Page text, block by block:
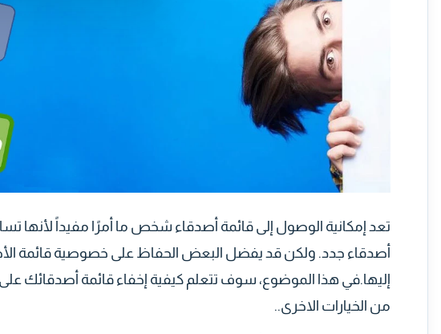
تعد إمكانية الوصول إلى قائمة أصدقاء شخص ما أمرًا مفيداً
أصدقاء جدد. ولكن قد يفضل البعض الحفاظ على خصوصية قائمة
إليها.في هذا الموضوع، سوف تتعلم كيفية إخفاء قائمة أصدقائك
من الخيارات الاخرى..